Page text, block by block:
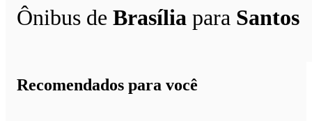
Ônibus de Brasília para Santos
Recomendados para você